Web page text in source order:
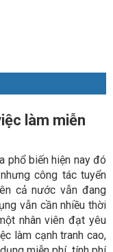
làm miễn
phổ biến hiện nay đó
công tác tuyển
cả nước vẫn đang
vẫn cần nhiều thời
nhân viên đạt yêu
làm cạnh tranh cao,